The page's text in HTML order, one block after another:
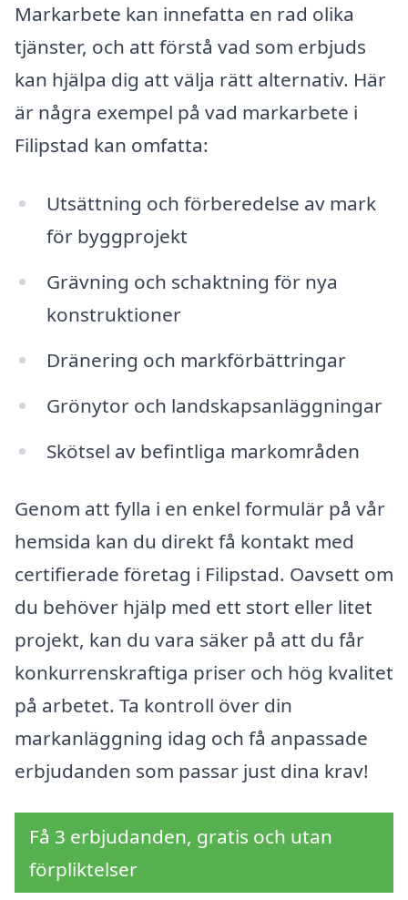
Markarbete kan innefatta en rad olika
tjänster, och att förstå vad som erbjuds
kan hjälpa dig att välja rätt alternativ. Här
är några exempel på vad markarbete i
Filipstad kan omfatta:
Utsättning och förberedelse av mark
för byggprojekt
Grävning och schaktning för nya
konstruktioner
Dränering och markförbättringar
Grönytor och landskapsanläggningar
Skötsel av befintliga markområden
Genom att fylla i en enkel formulär på vår
hemsida kan du direkt få kontakt med
certifierade företag i Filipstad. Oavsett om
du behöver hjälp med ett stort eller litet
projekt, kan du vara säker på att du får
konkurrenskraftiga priser och hög kvalitet
på arbetet. Ta kontroll över din
markanläggning idag och få anpassade
erbjudanden som passar just dina krav!
Få 3 erbjudanden, gratis och utan
förpliktelser